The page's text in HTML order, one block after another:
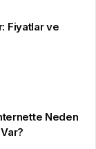
Fiyatlar ve
Neden